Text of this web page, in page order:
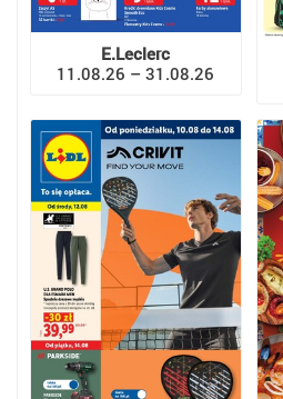
E.Leclerc
11.08.26 – 31.08.26